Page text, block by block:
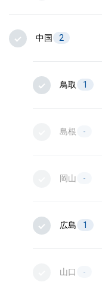
中国 2
鳥取 1
島根 -
岡山 -
広島 1
山口 -